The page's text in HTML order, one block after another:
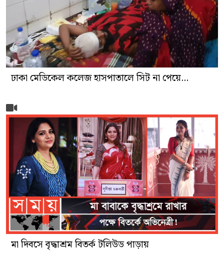
ঢাকা মেডিকেল কলেজ হাসপাতালে সিট না পেয়ে...
মা দিবসে বৃদ্ধাশ্রম বিতর্ক টলিউড পাড়ায়